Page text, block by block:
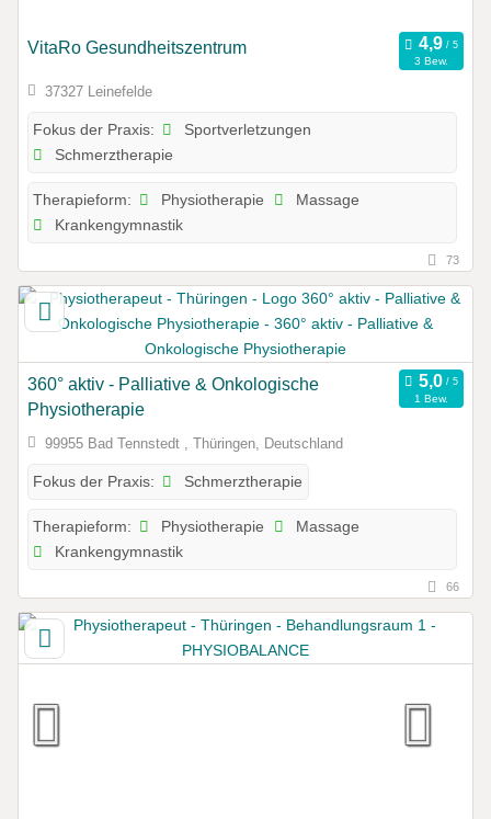
VitaRo Gesundheitszentrum
3 Bew.
37327 Leinefelde
Fokus der Praxis:
Sportverletzungen
Schmerztherapie
Therapieform: Physiotherapie
Massage
Krankengymnastik
73
360° aktiv - Palliative & Onkologische
Physiotherapie
1 Bew.
99955 Bad Tennstedt , Thüringen, Deutschland
Fokus der Praxis: Schmerztherapie
Therapieform: Physiotherapie
Massage
Krankengymnastik
66